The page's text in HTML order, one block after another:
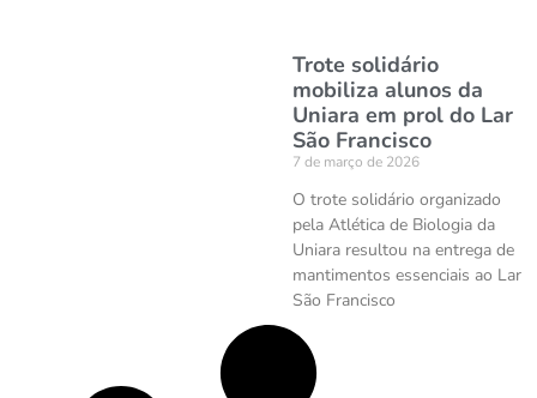
Trote solidário
mobiliza alunos da
Uniara em prol do Lar
São Francisco
7 de março de 2026
O trote solidário organizado
pela Atlética de Biologia da
Uniara resultou na entrega de
mantimentos essenciais ao Lar
São Francisco